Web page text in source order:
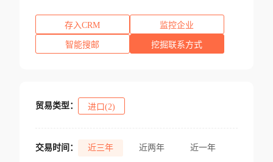
存入CRM 监控企业
智能搜邮 挖掘联系方式
贸易类型： 进口(2)
交易时间： 近三年 近两年 近一年